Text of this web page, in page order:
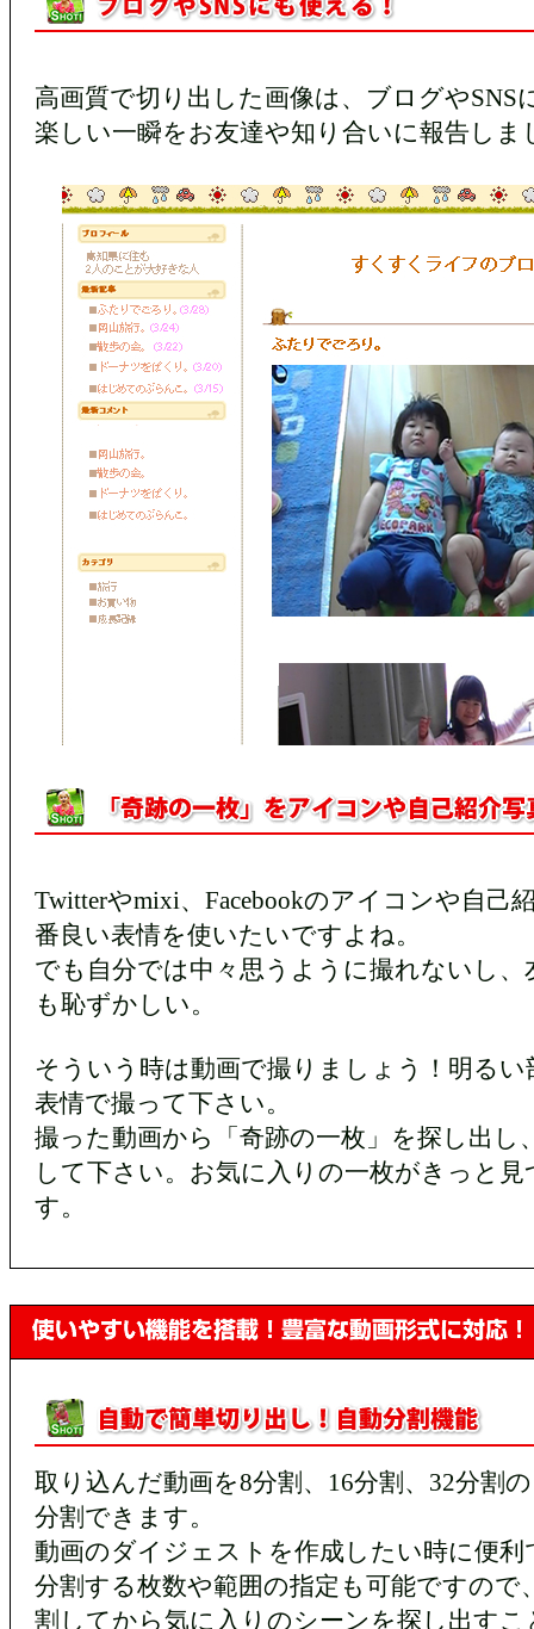
高画質で切り出した画像は、ブログやSNS
楽しい一瞬をお友達や知り合いに報告しま
Twitterやmixi、Facebookのアイコンや自己
番良い表情を使いたいですよね。
でも自分では中々思うように撮れないし、
も恥ずかしい。
そういう時は動画で撮りましょう！明るい
表情で撮って下さい。
撮った動画から「奇跡の一枚」を探し出し
して下さい。お気に入りの一枚がきっと
す。
取り込んだ動画を8分割、16分割、32分割
分割できます。
動画のダイジェストを作成したい時に便利
分割する枚数や範囲の指定も可能ですので
割してから気に入りのシーンを探し出すこ